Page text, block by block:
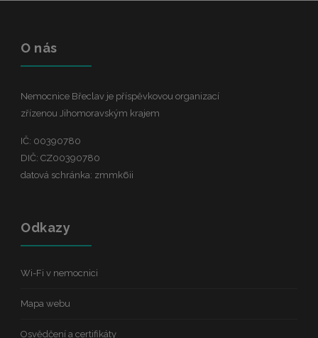
O nás
Nemocnice Břeclav je příspěvkovou organizací
zřízenou Jihomoravským krajem
IČ: 00390780
DIČ: CZ00390780
datová schránka: zmmk6ii
Odkazy
Wi-Fi v nemocnici
Mapa webu
Osvědčení a certifikáty